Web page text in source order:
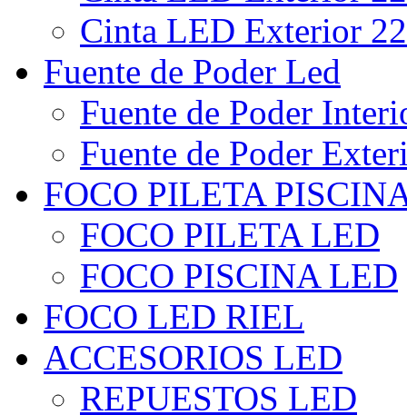
Cinta LED Exterior
Fuente de Poder Led
Fuente de Poder
Fuente de Poder
FOCO PILETA
FOCO PILETA LED
FOCO PISCINA LED
FOCO LED RIEL
ACCESORIOS LED
REPUESTOS LED